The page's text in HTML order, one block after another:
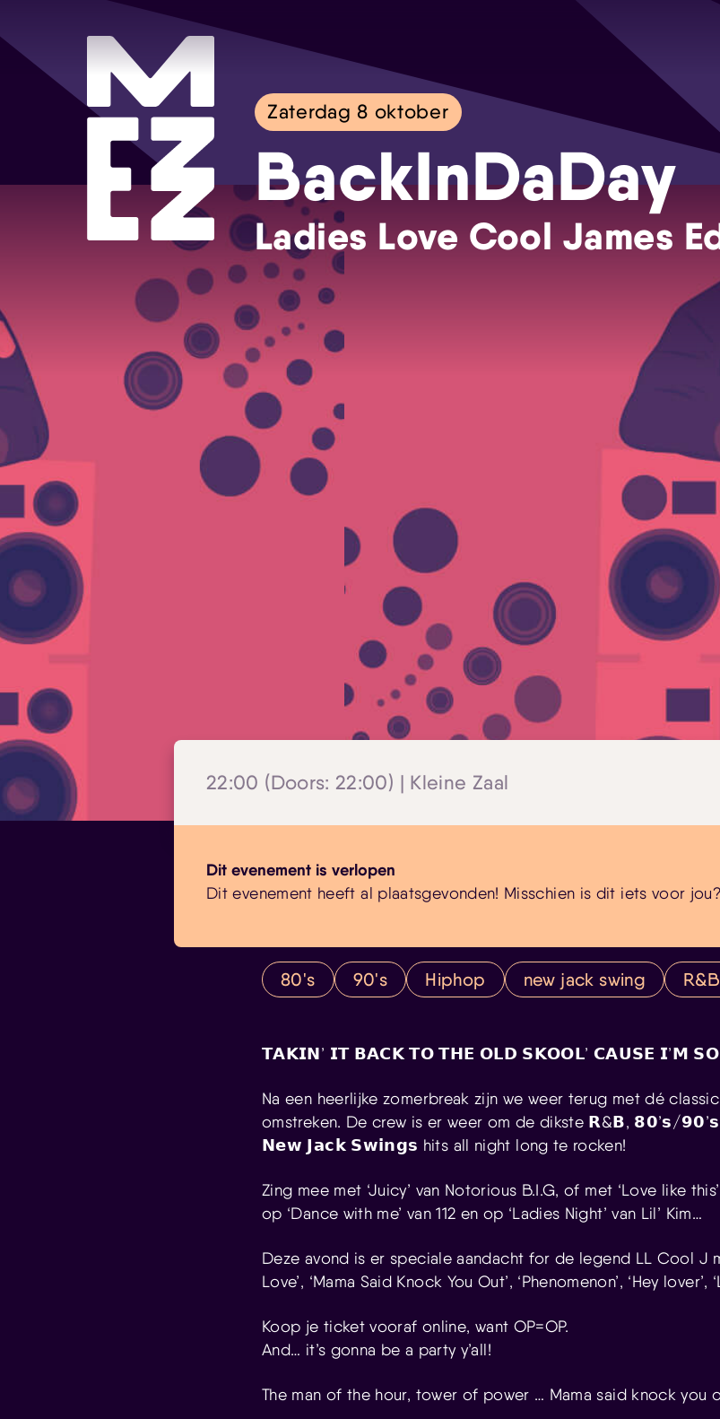
Zaterdag 8 oktober
BackInDaDay
Ladies Love Cool James
22:00 (Doors: 22:00) | Kleine Zaal
Dit evenement is verlopen
Dit evenement heeft al plaatsgevonden! Misschien is dit iets voor jou?
80's 90's Hiphop new jack swing R&B
𝗧𝗔𝗞𝗜𝗡’ 𝗜𝗧 𝗕𝗔𝗖𝗞 𝗧𝗢 𝗧𝗛𝗘 𝗢𝗟𝗗 𝗦𝗞𝗢𝗢𝗟’ 𝗖𝗔𝗨𝗦𝗘 𝗜’𝗠
Na een heerlijke zomerbreak zijn we weer terug met dé
omstreken. De crew is er weer om de dikste 𝗥&𝗕, 𝟴𝟬’𝘀/
𝗡𝗲𝘄 𝗝𝗮𝗰𝗸 𝗦𝘄𝗶𝗻𝗴𝘀 hits all night long te rocken!
Zing mee met ‘Juicy’ van Notorious B.I.G, of met ‘Love like
op ‘Dance with me’ van 112 en op ‘Ladies Night’ van Lil’ Kim…
Deze avond is er speciale aandacht for de legend LL Cool J
Love’, ‘Mama Said Knock You Out’, ‘Phenomenon’, ‘Hey lover’,
Koop je ticket vooraf online, want OP=OP.
And… it’s gonna be a party y’all!
The man of the hour, tower of power … Mama said knock you